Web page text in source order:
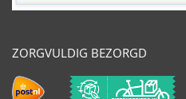
ZORGVULDIG BEZORGD